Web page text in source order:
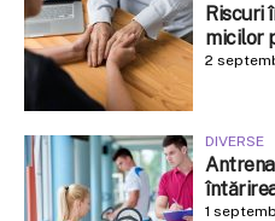
Riscuri
micilor
2
DIVERSE
1